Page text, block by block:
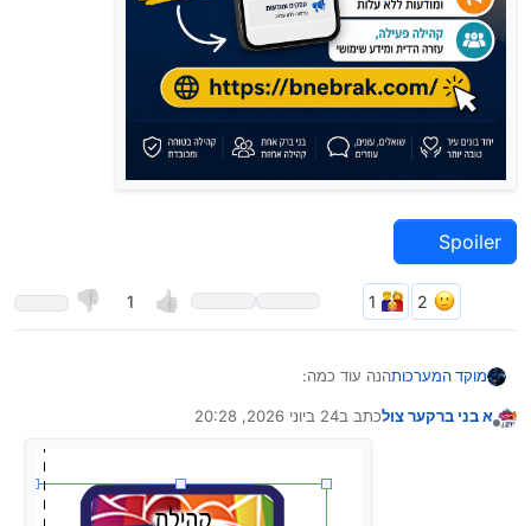
Spoiler
1
מוקד המערכותהנה עוד כמה:
א בני ברקער צולכתב ב24 ביוני 2026, 20:28
נערך לאחרונה על ידי